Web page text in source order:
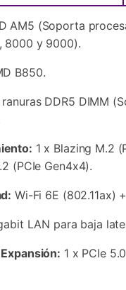
AM5 (Soporta
8000 y 9000).
B850.
ranuras DDR5 DIMM
1 x Blazing M.2
(PCIe Gen4x4).
Wi-Fi 6E (802.11ax)
LAN para baja
1 x PCIe